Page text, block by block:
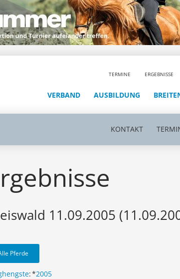
TERMINE ERGEBNISSE
VERBAND AUSBILDUNG
KONTAKT
11.09.2005
Pferde
:*2005